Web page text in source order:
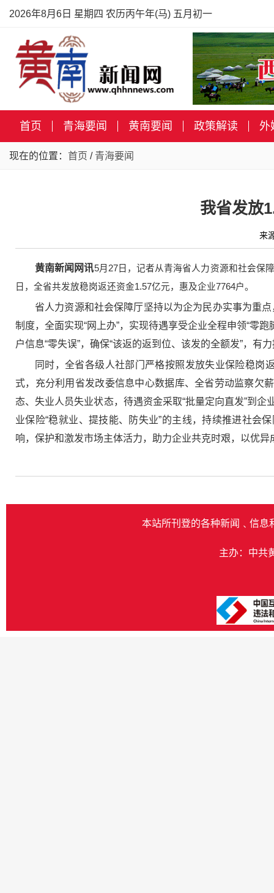
2026年8月6日 星期四 农历丙午年(马) 五月初一
首页 青海要闻 黄南要闻 政策解读 外
现在的位置： 首页 / 青海要闻
我省发放
来
黄南新闻网讯5月27日，记者从青海省人力资源和社会保
日，全省共发放稳岗返还资金1.57亿元，惠及企业7764户。
省人力资源和社会保障厅坚持以为企为民办实事为重
制度，全面实现“网上办”，实现待遇享受企业全程申领“零
户信息“零失误”，确保“该返的返到位、该发的全额发”，有
同时，全省各级人社部门严格按照发放失业保险稳
式，充分利用省发改委信息中心数据库、全省劳动监察欠
态、失业人员失业状态，待遇资金采取“批量定向直发”到
业保险“稳就业、提技能、防失业”的主线，持续推进社会
响，保护和激发市场主体活力，助力企业共克时艰，以优
本站所刊登的各种新闻﹑信息
主办：中共